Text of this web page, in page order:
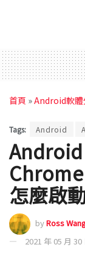
首頁 »Android軟體
Tags: Android
Android
怎麼啟
byRoss
2021 年 05 月